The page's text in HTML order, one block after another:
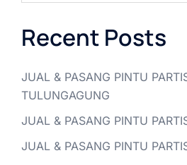
Recent Posts
JUAL & PASANG PINTU
TULUNGAGUNG
JUAL & PASANG PINTU
JUAL & PASANG PINTU